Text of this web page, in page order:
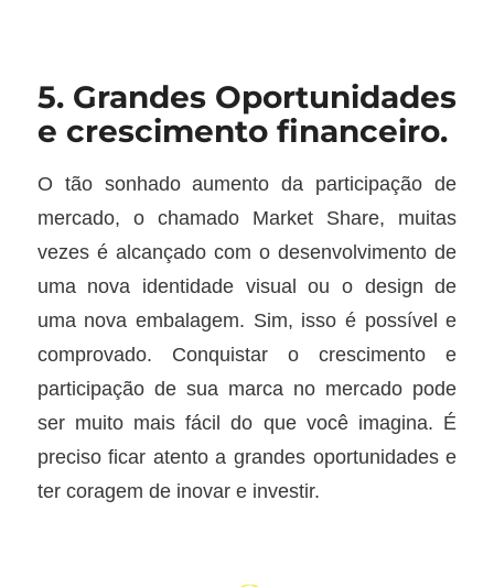
5. Grandes Oportunidades
e crescimento financeiro.
O tão sonhado aumento da participação de
mercado, o chamado Market Share, muitas
vezes é alcançado com o desenvolvimento de
uma nova identidade visual ou o design de
uma nova embalagem. Sim, isso é possível e
comprovado. Conquistar o crescimento e
participação de sua marca no mercado pode
ser muito mais fácil do que você imagina. É
preciso ficar atento a grandes oportunidades e
ter coragem de inovar e investir.